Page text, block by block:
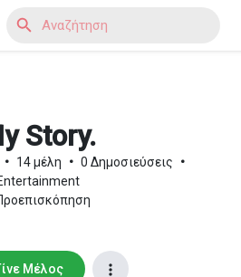
Story.
• 14 μέλη • 0 Δημοσιεύσεις
•
Μέλος